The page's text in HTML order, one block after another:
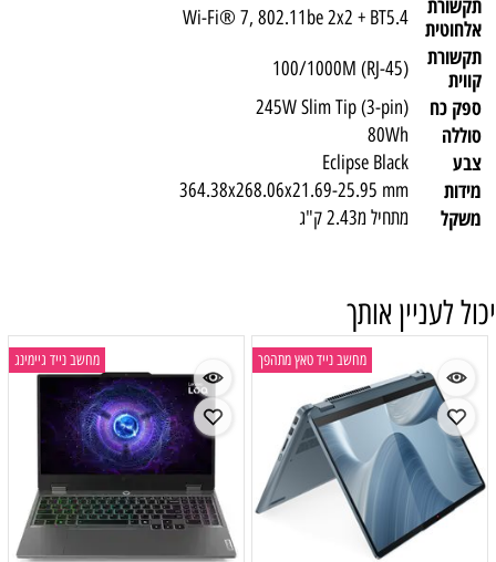
תקשורת
אלחוטית
Wi-Fi® 7, 802.11be 2x2 + BT5.4
תקשורת
קווית
100/1000M (RJ-45)
ספק כח 245W Slim Tip (3-pin)
סוללה 80Wh
צבע Eclipse Black
מידות 364.38x268.06x21.69-25.95 mm
משקל מתחיל מ2.43 ק"ג
יכול לעניין אותך
מחשב נייד טאץ מתהפך מחשב נייד גיימינג